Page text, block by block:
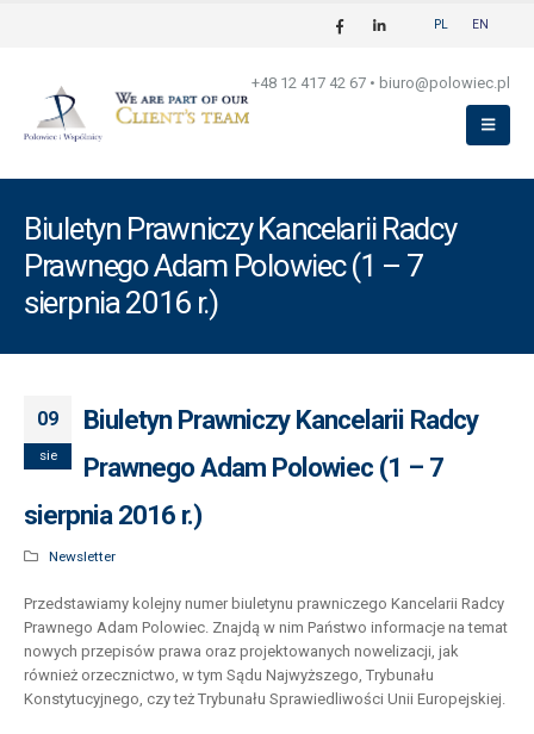
PL EN
+48 12 417 42 67 • biuro@polowiec.pl
Biuletyn Prawniczy Kancelarii Radcy
Prawnego Adam Polowiec (1 – 7
sierpnia 2016 r.)
09
sie
Biuletyn Prawniczy Kancelarii Radcy
Prawnego Adam Polowiec (1 – 7
sierpnia 2016 r.)
Newsletter
Przedstawiamy kolejny numer biuletynu prawniczego Kancelarii Radcy
Prawnego Adam Polowiec. Znajdą w nim Państwo informacje na temat
nowych przepisów prawa oraz projektowanych nowelizacji, jak
również orzecznictwo, w tym Sądu Najwyższego, Trybunału
Konstytucyjnego, czy też Trybunału Sprawiedliwości Unii Europejskiej.